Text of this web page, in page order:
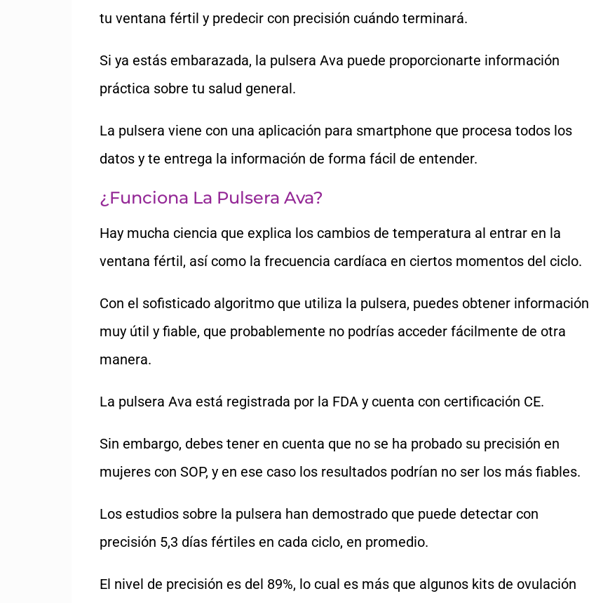
tu ventana fértil y predecir con precisión cuándo terminará.
Si ya estás embarazada, la pulsera Ava puede proporcionarte información
práctica sobre tu salud general.
La pulsera viene con una aplicación para smartphone que procesa todos los
datos y te entrega la información de forma fácil de entender.
¿Funciona La Pulsera Ava?
Hay mucha ciencia que explica los cambios de temperatura al entrar en la
ventana fértil, así como la frecuencia cardíaca en ciertos momentos del ciclo.
Con el sofisticado algoritmo que utiliza la pulsera, puedes obtener información
muy útil y fiable, que probablemente no podrías acceder fácilmente de otra
manera.
La pulsera Ava está registrada por la FDA y cuenta con certificación CE.
Sin embargo, debes tener en cuenta que no se ha probado su precisión en
mujeres con SOP, y en ese caso los resultados podrían no ser los más fiables.
Los estudios sobre la pulsera han demostrado que puede detectar con
precisión 5,3 días fértiles en cada ciclo, en promedio.
El nivel de precisión es del 89%, lo cual es más que algunos kits de ovulación